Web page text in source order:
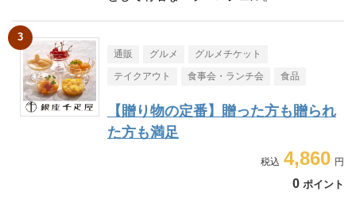
通販 グルメ グルメチケット
テイクアウト 食事会・ランチ会 食品
【贈り物の定番】贈った方も贈られ
た方も満足
4,860
0 ポイント